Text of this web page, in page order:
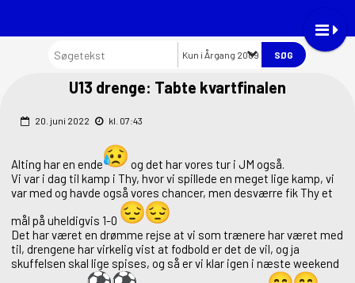
Kun i Årgang 2009
U13 drenge: Tabte kvartfinalen
20. juni 2022 kl. 07:43
Alting har en ende
og det har vores tur i JM også.
Vi var i dag til kamp i Thy, hvor vi spillede en meget lige kamp, vi
var med og havde også vores chancer, men desværre fik Thy et
mål på uheldigvis 1-0
Det har været en drømme rejse at vi som trænere har været med
til, drengene har virkelig vist at fodbold er det de vil, og ja
skuffelsen skal lige spises, og så er vi klar igen i næste weekend